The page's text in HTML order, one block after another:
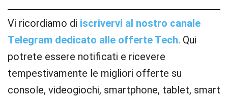
Vi ricordiamo di iscrivervi al nostro canale
Telegram dedicato alle offerte Tech. Qui
potrete essere notificati e ricevere
tempestivamente le migliori offerte su
console, videogiochi, smartphone, tablet, smart